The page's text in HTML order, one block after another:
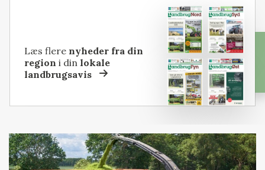
Læs flere nyheder fra din
region i dinlokale
landbrugsavis